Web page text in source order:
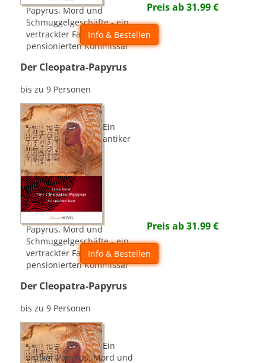
Papyrus, Mord und
Schmuggelgeschäfte - ein
vertrackter Fall für den
pensionierten Kommissar
Preis ab31.99€
Info & Bestellen
Der Cleopatra-Papyrus
bis zu 9 Personen
Ein
antiker
Papyrus, Mord und
Schmuggelgeschäfte - ein
vertrackter Fall für den
pensionierten Kommissar
Preis ab31.99€
Info & Bestellen
Der Cleopatra-Papyrus
bis zu 9 Personen
Ein
antiker Papyrus, Mord und